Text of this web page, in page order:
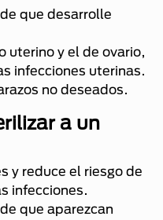
que desarrolle
uterino y el de ovario,
infecciones uterinas.
no deseados.
a un
y reduce el riesgo de
infecciones.
que aparezcan